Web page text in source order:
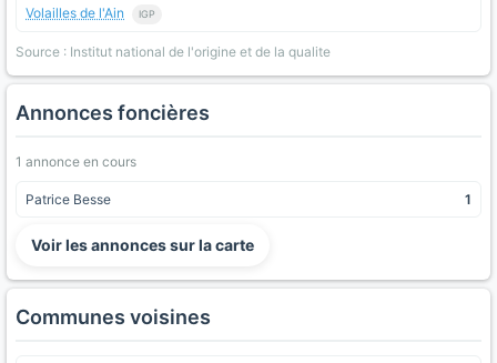
Volailles de l'Ain IGP
Source : Institut national de l'origine et de la qualite
Annonces foncières
1 annonce en cours
Patrice Besse 1
Voir les annonces sur la carte
Communes voisines